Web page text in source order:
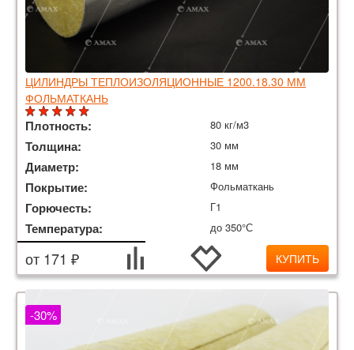
ЦИЛИНДРЫ ТЕПЛОИЗОЛЯЦИОННЫЕ 1200.18.30 ММ
ФОЛЬМАТКАНЬ
Плотность: 80 кг/м3
Толщина: 30 мм
Диаметр: 18 мм
Покрытие: Фольматкань
Горючесть: Г1
Температура: до 350°С
от 171 ₽ КУПИТЬ
-30%